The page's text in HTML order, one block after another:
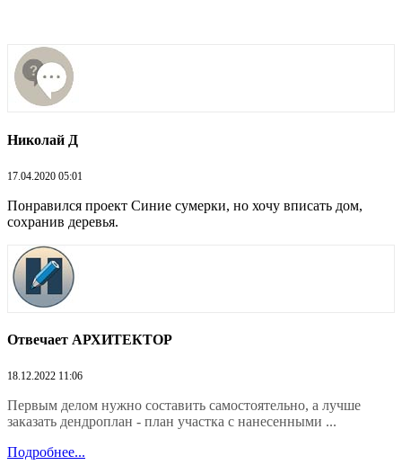
Николай Д
17.04.2020 05:01
Понравился проект Синие сумерки, но хочу вписать дом,
сохранив деревья.
Отвечает АРХИТЕКТОР
18.12.2022 11:06
Первым делом нужно составить самостоятельно, а лучше
заказать дендроплан - план участка с нанесенными ...
Подробнее...